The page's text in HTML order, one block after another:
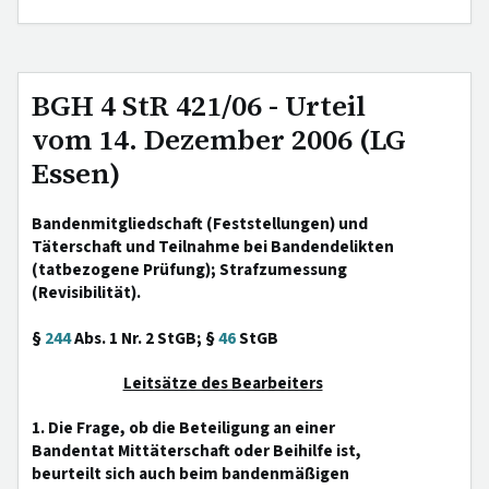
BGH 4 StR 421/06 - Urteil
vom 14. Dezember 2006 (LG
Essen)
Bandenmitgliedschaft (Feststellungen) und
Täterschaft und Teilnahme bei Bandendelikten
(tatbezogene Prüfung); Strafzumessung
(Revisibilität).
§244Abs. 1 Nr. 2 StGB; §46StGB
Leitsätze des Bearbeiters
1. Die Frage, ob die Beteiligung an einer
Bandentat Mittäterschaft oder Beihilfe ist,
beurteilt sich auch beim bandenmäßigen